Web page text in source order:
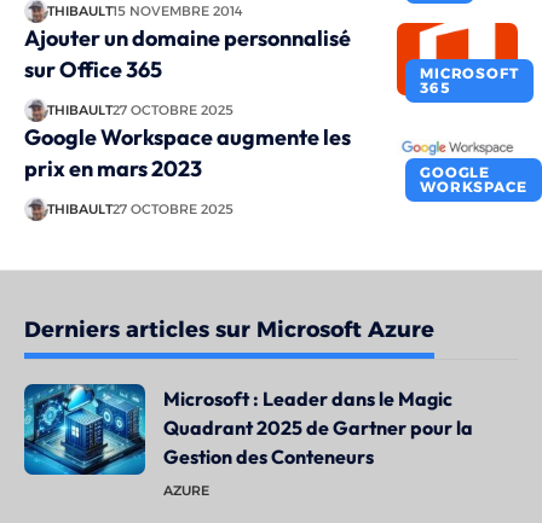
THIBAULT15 NOVEMBRE 2014
MICROSOFT
365
Ajouter un domaine personnalisé
sur Office 365
THIBAULT27 OCTOBRE 2025
GOOGLE
WORKSPACE
Google Workspace augmente les
prix en mars 2023
THIBAULT27 OCTOBRE 2025
Derniers articles sur Microsoft Azure
Microsoft : Leader dans le Magic
Quadrant 2025 de Gartner pour la
Gestion des Conteneurs
AZURE